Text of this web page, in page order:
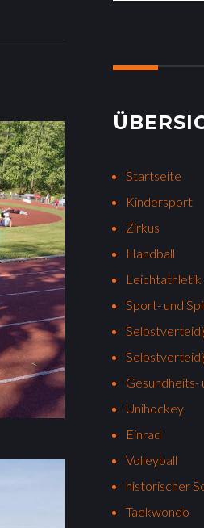
Startseite
Kindersport
Zirkus
Handball
Leichtathletik
Sport- und
Gesundheits-
Unihockey
Einrad
Volleyball
historischer
Taekwondo